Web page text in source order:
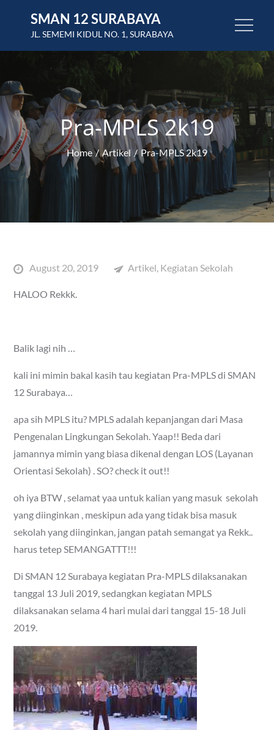
SMAN 12 SURABAYA
JL. SEMEMI KIDUL NO. 1, SURABAYA
Pra-MPLS 2k19
Home Artikel Pra-MPLS 2k19
PostedAugust 20, 2019 Artikel, Kegiatan Sekolah
HALOO Rekkk.
Balik lagi nih …
kali ini mimin bakal kasih tau kegiatan Pra-MPLS di SMAN
12 Surabaya…
apa sih MPLS itu? MPLS adalah kepanjangan dari Masa
Pengenalan Lingkungan Sekolah. Yaap!! Beda dari
jamannya mimin yang biasa dikenal dengan LOS (Layanan
Orientasi Sekolah) . SO? check it out!!
oh iya BTW , selamat yaa untuk kalian yang masuk sekolah
yang diinginkan , meskipun ada yang tidak bisa masuk
sekolah yang diinginkan, jangan patah semangat ya Rekk..
harus tetep SEMANGATTT!!!
Di SMAN 12 Surabaya kegiatan Pra-MPLS dilaksanakan
tanggal 13 Juli 2019, sedangkan kegiatan MPLS
dilaksanakan selama 4 hari mulai dari tanggal 15-18 Juli
2019.